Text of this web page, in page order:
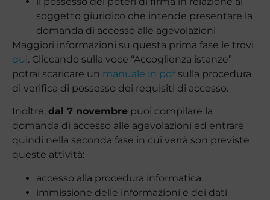
soggetto giuridico che intende presentare la
domanda di accesso alle agevolazioni
Maggiori informazioni su questa prima fase le trovi
qui. Cliccando sulla voce “Accoglienza istanze”
potrai scaricare un manuale in pdfsulla procedura
di verifica di possesso dei requisiti di accesso.
Inoltre, dal 7 novembre puoi compilare la
domanda di accesso alle agevolazioni ed entrare
quindi nella seconda fase in cui verrà son previste
queste attività:
accesso alla procedura informatica
immissione delle informazioni e dei dati